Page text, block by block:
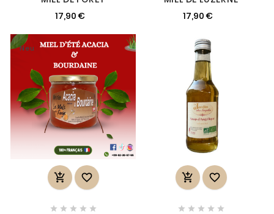
17,90 €
17,90 €
Neu
 
    
 
    